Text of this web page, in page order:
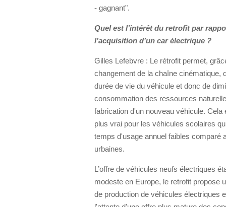
- gagnant".
Quel est l’intérêt du retrofit par
l’acquisition d’un car électrique ?
Gilles Lefebvre : Le rétrofit permet,
changement de la chaîne cinématique,
durée de vie du véhicule et donc de
consommation des ressources
fabrication d'un nouveau véhicule. Cela
plus vrai pour les véhicules scolaires
temps d'usage annuel faibles comparé
urbaines.
L’offre de véhicules neufs électriques
modeste en Europe, le retrofit propose
de production de véhicules électriques